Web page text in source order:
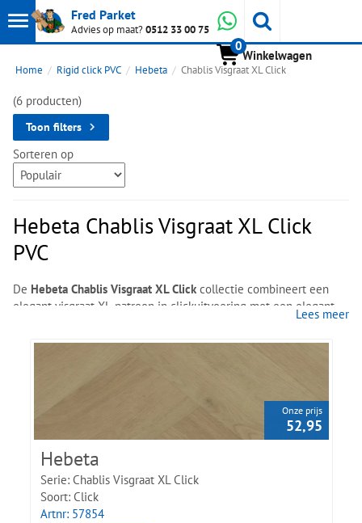
Toon
hoofdmenu
Fred Parket
Advies op maat?0512 33 00 75 Whatsapp
0
Winkelwagen
Home Rigid click PVC Hebeta Chablis Visgraat XL Click
(6 producten)
Toon filters
Sorteren op
Hebeta Chablis Visgraat XL Click
PVC
De Hebeta Chablis Visgraat XL Click collectie combineert een
elegant visgraat XL-patroon in clickuitvoering met een elegant
click-visgraatbeeld met royale verhoudingen. Een natuurlijke
houtstructuur ondersteunt de natuurlijke uitstraling.
Controleer vóór het leggen of de basisvloer droog, stabiel en
voldoende vlak is en volg de technische legvoorschriften.
Raadpleeg per kleur de productpagina voor de exacte
afmetingen, slijtlaag en pakinhoud.
Lees meer
Onze prijs
52,95
Hebeta
Serie: Chablis Visgraat XL Click
Soort: Click
Artnr: 57854